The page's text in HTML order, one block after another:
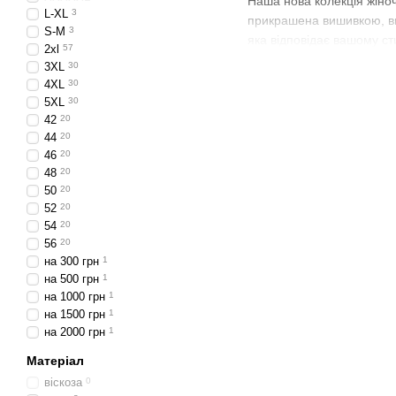
прикрашена вишивкою,
L-XL 3
S-M 3
2xl 57
3XL 30
4XL 30
5XL 30
42 20
44 20
46 20
48 20
50 20
52 20
54 20
56 20
на 300 грн 1
на 500 грн 1
на 1000 грн 1
на 1500 грн 1
на 2000 грн 1
Матеріал
віскоза 0